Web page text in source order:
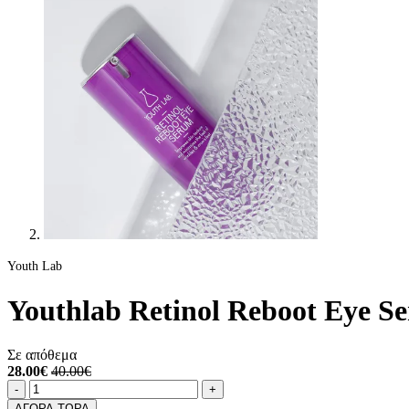
Youth Lab
Youthlab Retinol Reboot Eye
Σε απόθεμα
28.00€ 40.00€
Ποσότητα
-product.increase.quantity +